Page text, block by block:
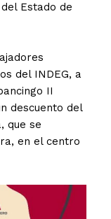
Estado de
del INDEG, a
II
descuento del
que se
en el centro